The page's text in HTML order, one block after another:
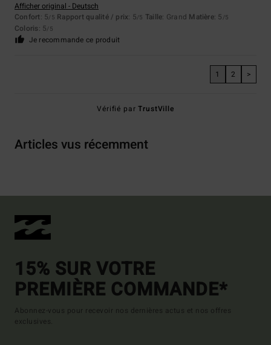
Afficher original - Deutsch
Confort: 5/5 Rapport qualité / prix: 5/5 Taille: Grand Matière: 5 /5
Coloris: 5/5
Je recommande ce produit
1 2 >
Vérifié parTrustVille
Articles vus récemment
15% SUR VOTRE
PREMIÈRE COMMANDE*
Abonnez-vous pour recevoir nos dernières actus et nos offres
exclusives.